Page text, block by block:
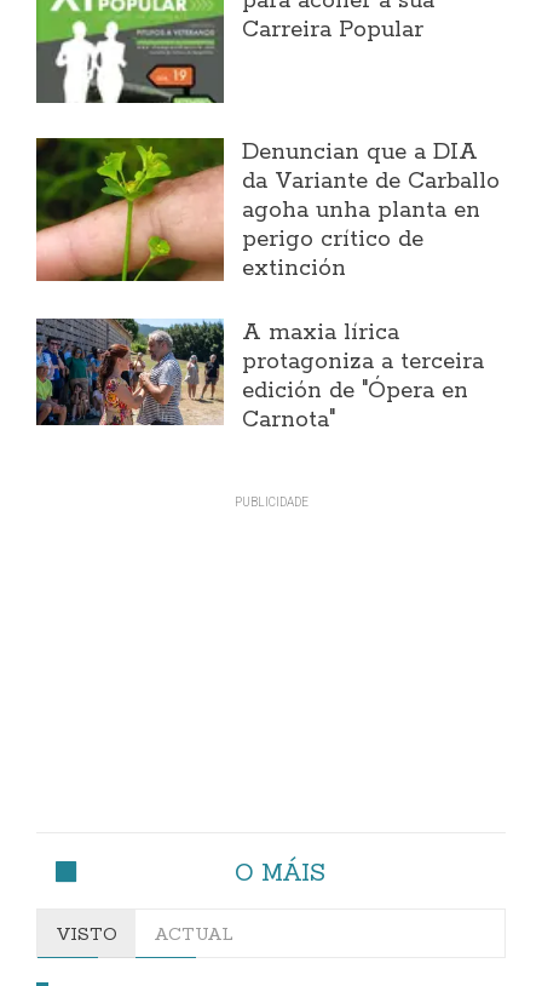
Carreira Popular
Denuncian que a DIA
da Variante de Carballo
agoha unha planta en
perigo crítico de
extinción
A maxia lírica
protagoniza a terceira
edición de "Ópera en
Carnota"
O MÁIS
VISTO ACTUAL